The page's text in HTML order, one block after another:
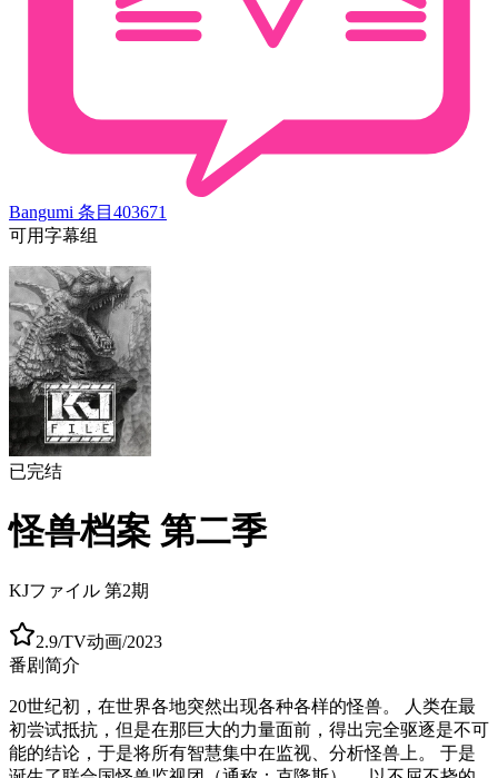
Bangumi 条目 403671
可用字幕组
已完结
怪兽档案 第二季
KJファイル 第2期
2.9/TV动画/2023
番剧简介
20世纪初，在世界各地突然出现各种各样的怪兽。 人类在最
初尝试抵抗，但是在那巨大的力量面前，得出完全驱逐是不可
能的结论，于是将所有智慧集中在监视、分析怪兽上。 于是